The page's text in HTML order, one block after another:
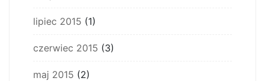
lipiec 2015 (1)
czerwiec 2015 (3)
maj 2015 (2)